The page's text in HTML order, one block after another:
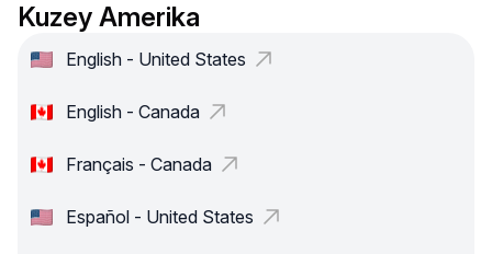
Kuzey Amerika
English - United States
English - Canada
Français - Canada
Español - United States